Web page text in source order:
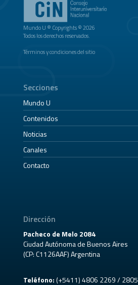
Mundo U ® Copyrights © 2026
Todos los derechos reservados.
Términos y condiciones del sitio
Secciones
Mundo U
Contenidos
Noticias
Canales
Contacto
Dirección
Pacheco de Melo 2084
Ciudad Autónoma de Buenos Aires
(CP: C1126AAF) Argentina
Teléfono:(+5411) 4806 2269 / 2805